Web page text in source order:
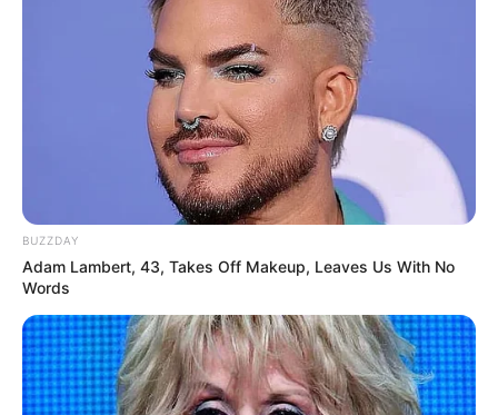
und Porta Westfalica gibt es umfangreiche Sport-
und Bademöglichkeiten, wie Surfen, Segeln,
Tretbootfahren, Paddeln, Kanusport und
Beachvolleyball. Informationen unterwww.grosser
eserbogen.de .
Mühlen im Kreis Minden-Lübbecke - Noch 43 Wind-,
Wasser- und Rossmühlen sind in dem an der Weser
liegenden Landkreis erhalten, von denen einige
abwechselnd an Mahl- und Backtagen in Betrieb
sind und die Besucher anlocken. Informationen
unter
Wir freuen uns über Ihre Tipps zu Sehenswürdigkeiten,
Ausflugszielen und Freizeitangeboten im Kreis Minden-
Lübbecke, die in den nachfolgenden Eingabefeldern
BUZZDAY
Adam Lambert, 43, Takes Off Makeup, Leaves Us With No
Words